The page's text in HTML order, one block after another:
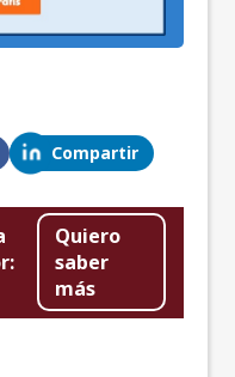
Compartir
Quiero
saber
más